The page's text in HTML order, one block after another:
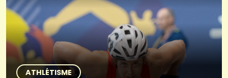
ATHLÉTISME